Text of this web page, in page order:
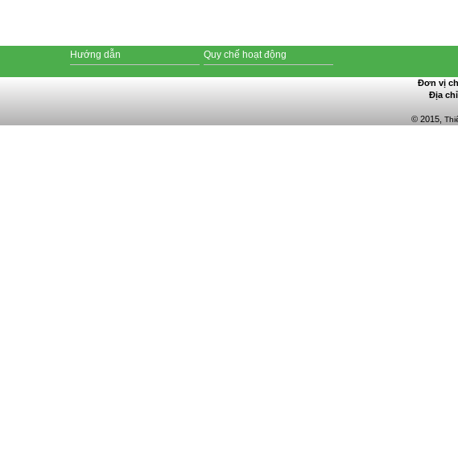
Hướng dẫn Quy chế hoạt động
Đơn vị
Địa
© 2015,